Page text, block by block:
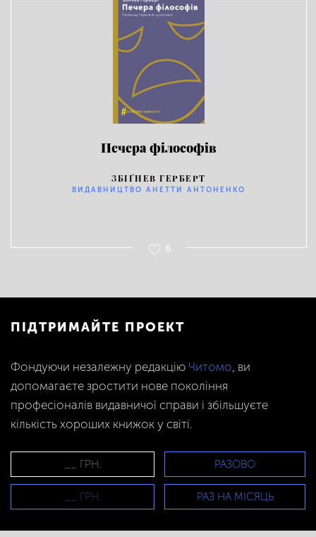
Печера філософів
ЗБІҐНЕВ ГЕРБЕРТ
ВИДАВНИЦТВО АНЕТТИ АНТОНЕНКО
6
ПІДТРИМАЙТЕ ПРОЕКТ
Фондуючи незалежну редакцію Читомо, ви
допомагаєте зростити нове покоління
професіоналів видавничої справи і збільшуєте
кількість хороших книжок у світі.
РАЗОВО
РАЗ НА МІСЯЦЬ